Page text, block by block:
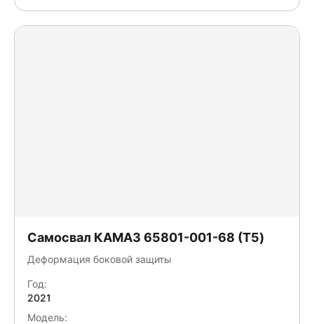
Самосвал КАМАЗ 65801-001-68 (T5)
Деформация боковой защиты
Год:
2021
Модель: